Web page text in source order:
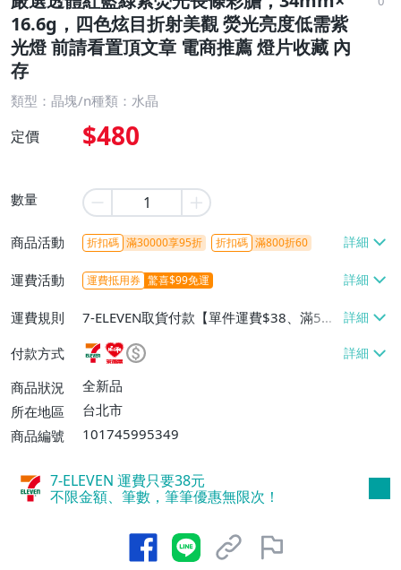
16.6g，四色炫目折射美觀 熒光亮度低需紫
光燈 前請看置頂文章 電商推薦 燈片收藏 內
存
類型：晶塊/n種類：水晶
定價 $480
數量
商品活動 折扣碼 滿30000享95折 折扣碼 滿800折60
運費活動 運費抵用券 驚喜$99免運
運費規則
7-ELEVEN取貨付款【單件運費$38、滿5件
或消費滿$1298免運費】、7-ELEVEN取貨
不付款【免運費】、萊爾富取貨付款【單件
運費$60、滿5件或消費滿$1298免運
費】、宅配/貨運【單件運費$120、滿5件
付款方式
商品狀況
全新品
所在地區
台北市
商品編號
101745995349
7-ELEVEN 運費只要38元
不限金額、筆數，筆筆優惠無限次！